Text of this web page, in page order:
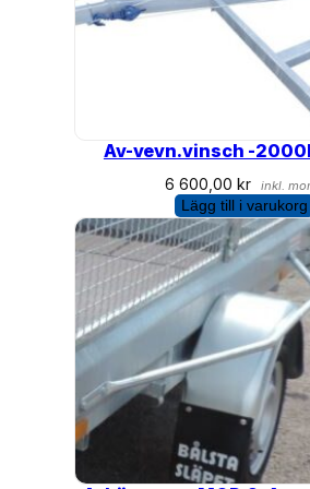
Av-vevn.vinsch -
6 600,00kr inkl.
Lägg till i varukorg